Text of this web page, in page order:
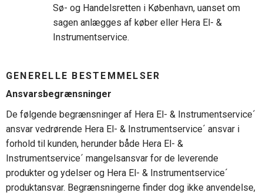
Sø- og Handelsretten i København, uanset om
sagen anlægges af køber eller Hera El- &
Instrumentservice.
GENERELLE BESTEMMELSER
Ansvarsbegrænsninger
De følgende begrænsninger af Hera El- & Instrumentservice´
ansvar vedrørende Hera El- & Instrumentservice´ ansvar i
forhold til kunden, herunder både Hera El- &
Instrumentservice´ mangelsansvar for de leverende
produkter og ydelser og Hera El- & Instrumentservice´
produktansvar. Begrænsningerne finder dog ikke anvendelse,